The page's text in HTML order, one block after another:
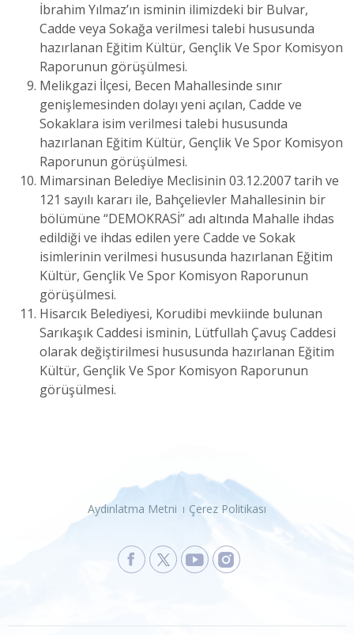
İbrahim Yılmaz’ın isminin ilimizdeki bir Bulvar,
Cadde veya Sokağa verilmesi talebi hususunda
hazırlanan Eğitim Kültür, Gençlik Ve Spor Komisyon
Raporunun görüşülmesi.
Melikgazi İlçesi, Becen Mahallesinde sınır
genişlemesinden dolayı yeni açılan, Cadde ve
Sokaklara isim verilmesi talebi hususunda
hazırlanan Eğitim Kültür, Gençlik Ve Spor Komisyon
Raporunun görüşülmesi.
Mimarsinan Belediye Meclisinin 03.12.2007 tarih ve
121 sayılı kararı ile, Bahçelievler Mahallesinin bir
bölümüne “DEMOKRASİ” adı altında Mahalle ihdas
edildiği ve ihdas edilen yere Cadde ve Sokak
isimlerinin verilmesi hususunda hazırlanan Eğitim
Kültür, Gençlik Ve Spor Komisyon Raporunun
görüşülmesi.
Hisarcık Belediyesi, Korudibi mevkiinde bulunan
Sarıkaşık Caddesi isminin, Lütfullah Çavuş Caddesi
olarak değiştirilmesi hususunda hazırlanan Eğitim
Kültür, Gençlik Ve Spor Komisyon Raporunun
görüşülmesi.
Aydınlatma Metni Çerez Politikası